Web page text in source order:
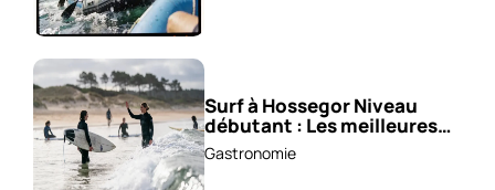
Surf à Hossegor Niveau
débutant : Les meilleures
écoles !
Gastronomie